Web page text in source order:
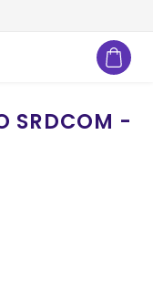
Hľadať
SRDCOM -